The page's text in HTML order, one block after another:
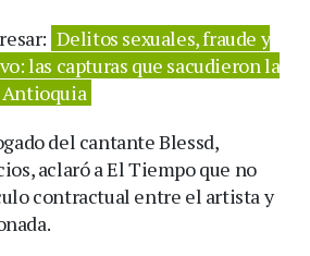
Delitos sexuales, fraude y
las capturas que sacudieron la
Antioquia
del cantante Blessd,
aclaró a El Tiempo que no
contractual entre el artista y